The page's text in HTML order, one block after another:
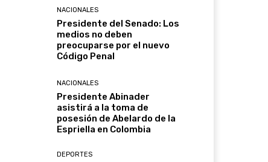
NACIONALES
Presidente del Senado: Los
medios no deben
preocuparse por el nuevo
Código Penal
NACIONALES
Presidente Abinader
asistirá a la toma de
posesión de Abelardo de la
Espriella en Colombia
DEPORTES